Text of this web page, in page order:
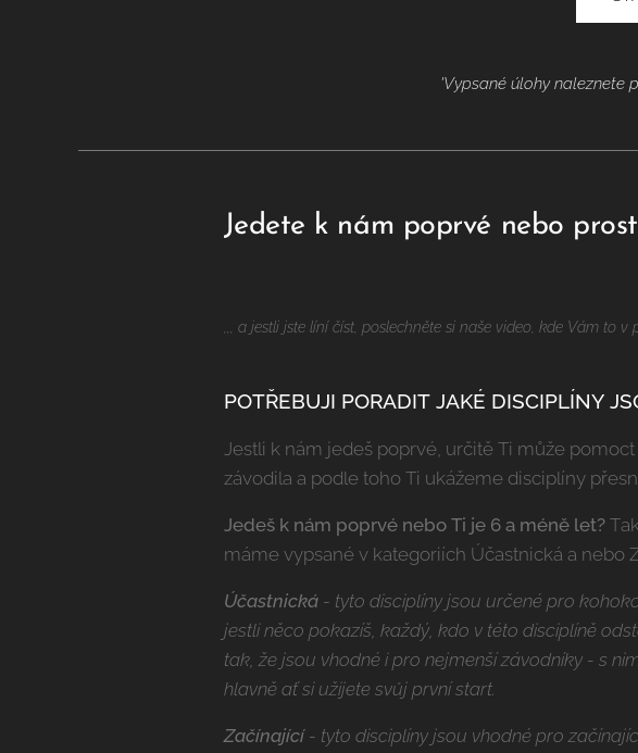
'Vypsané úlohy naleznete
Jedete k nám poprvé nebo
,,, a jestli jste líní číst, poslechněte si naše video, kde Vám to
POTŘEBUJI PORADIT JAKÉ DISCIPLÍNY
Jestli k nám jedeš poprvé, určitě Ti může
závodila a podle toho Ti ukážeme disciplíny
Jedeš k nám poprvé nebo Ti je 6 a méně let?
máme vypsané v kategoriích Účastnická a nebo
Účastnická- tyto disciplíny jsou určené pro
jestli něco pokazíš, každý, kdo v této disciplíně
tak, že jsou vhodné i pro nejmenší závodníky - s
hlavně ať si užijete svůj první start.
Začínající- tyto disciplíny jsou vhodné pro